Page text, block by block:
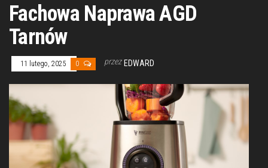
Fachowa Naprawa AGD
Tarnów
11 lutego, 2025 0 przez EDWARD